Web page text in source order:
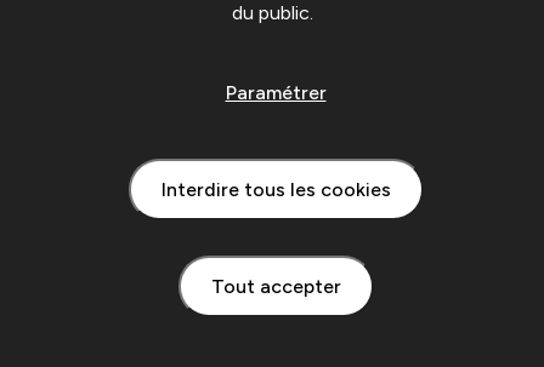
du public.
Tout accepter
Interdire tous les cookies
Paramétrer